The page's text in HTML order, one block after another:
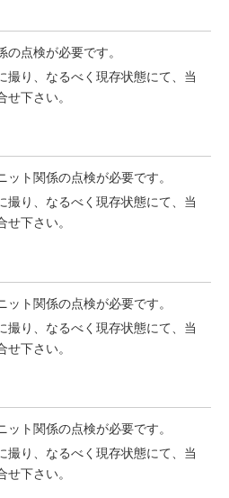
の点検が必要です。
撮り、なるべく現存状態にて、当
下さい。
ット関係の点検が必要です。
撮り、なるべく現存状態にて、当
下さい。
ット関係の点検が必要です。
撮り、なるべく現存状態にて、当
下さい。
ット関係の点検が必要です。
撮り、なるべく現存状態にて、当
下さい。